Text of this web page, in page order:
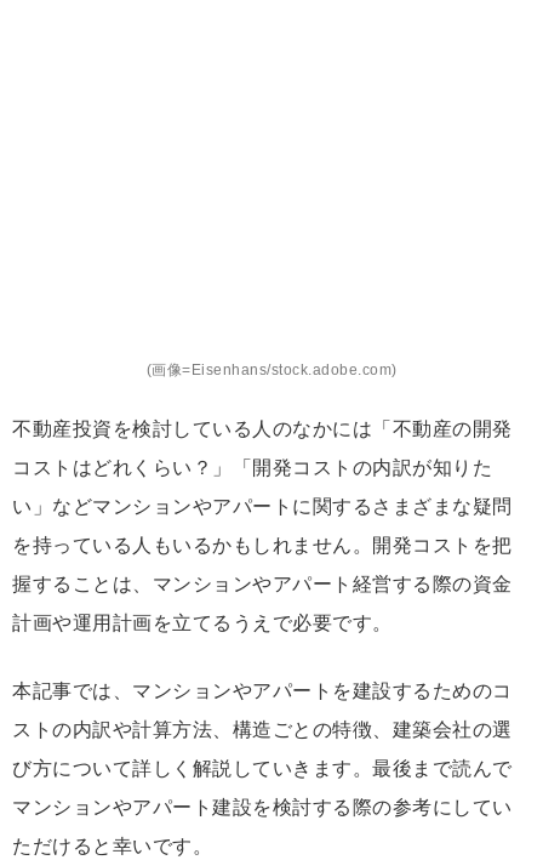
(画像=Eisenhans/stock.adobe.com)
不動産投資を検討している人のなかには「不動産の開発
コストはどれくらい？」「開発コストの内訳が知りた
い」などマンションやアパートに関するさまざまな疑問
を持っている人もいるかもしれません。開発コストを把
握することは、マンションやアパート経営する際の資金
計画や運用計画を立てるうえで必要です。
本記事では、マンションやアパートを建設するためのコ
ストの内訳や計算方法、構造ごとの特徴、建築会社の選
び方について詳しく解説していきます。最後まで読んで
マンションやアパート建設を検討する際の参考にしてい
ただけると幸いです。